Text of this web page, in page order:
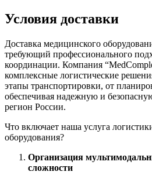
Условия доставки
Доставка медицинского
требующий профессионального
координации. Компания
комплексные логистические
этапы транспортировки, от
обеспечивая надежную и
регион России.
Что включает наша услуга
оборудования?
Организация
сложности